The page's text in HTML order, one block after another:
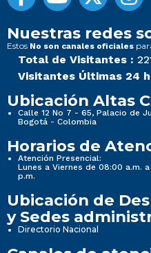
Nuestras redes
Estos No son canales oficiales
Total de Visitantes :
Visitantes Últimas 24
Ubicación Altas
Calle 12 No 7 - 65, Palacio de
Bogotá - Colombia
Horarios de
Atención Presencial:
Lunes a Viernes de 08:00 a.m.
p.m.
Ubicación de
y Sedes
Directorio Nacional